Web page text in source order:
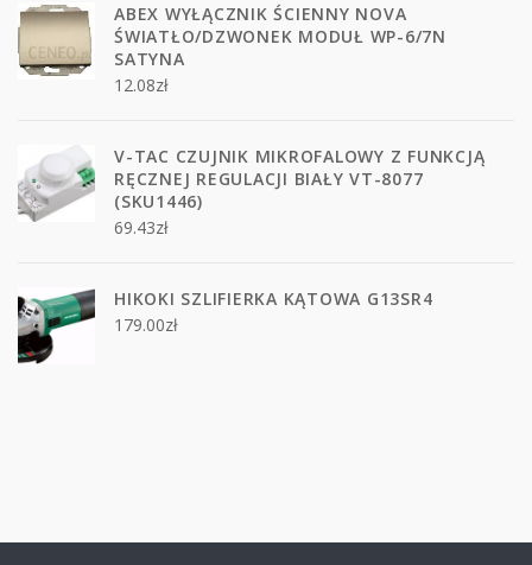
ABEX WYŁĄCZNIK ŚCIENNY NOVA
ŚWIATŁO/DZWONEK MODUŁ WP-6/7N
SATYNA
12.08zł
V-TAC CZUJNIK MIKROFALOWY Z FUNKCJĄ
RĘCZNEJ REGULACJI BIAŁY VT-8077
(SKU1446)
69.43zł
HIKOKI SZLIFIERKA KĄTOWA G13SR4
179.00zł